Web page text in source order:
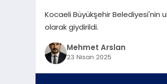
Kocaeli Büyükşehir Belediyesi'nin
olarak giydirildi.
Mehmet Arslan
23 Nisan 2025